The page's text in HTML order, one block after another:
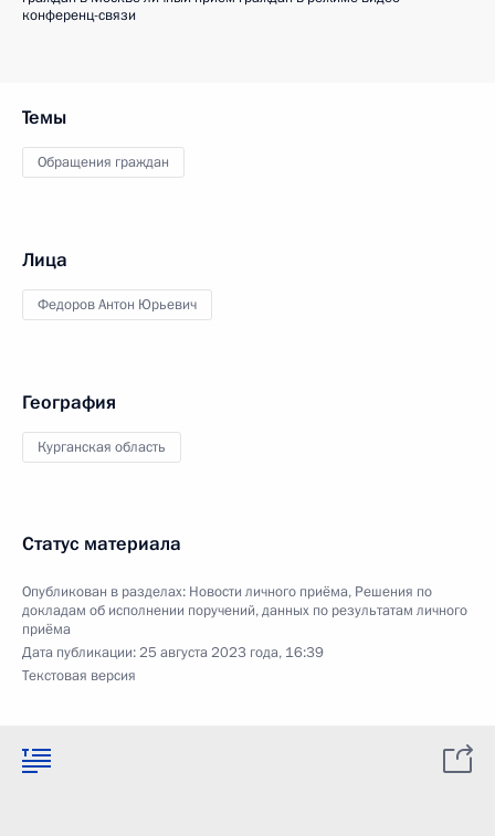
конференц-связи
Темы
Обращения граждан
Лица
Федоров Антон Юрьевич
География
Курганская область
Статус материала
Опубликован в разделах: Новости личного приёма, Решения по
докладам об исполнении поручений, данных по результатам личного
приёма
Дата публикации:25 августа 2023 года, 16:39
Текстовая версия